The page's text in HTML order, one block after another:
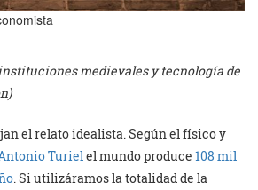
medievales y tecnología de
el relato idealista. Según el físico y
Turiel el mundo produce 108 mil
. Si utilizáramos la totalidad de la